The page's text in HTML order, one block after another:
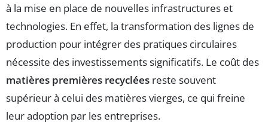
à la mise en place de nouvelles infrastructures et
technologies. En effet, la transformation des lignes de
production pour intégrer des pratiques circulaires
nécessite des investissements significatifs. Le coût des
matières premières recyclées reste souvent
supérieur à celui des matières vierges, ce qui freine
leur adoption par les entreprises.